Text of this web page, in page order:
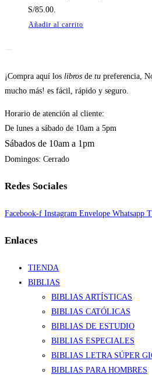
S/85.00.
Añadir al carrito
¡Compra aquí los libros de tu preferencia,
mucho más! es fácil, rápido y seguro.
Horario de atención al cliente:
De lunes a sábado de 10am a 5pm
Sábados de 10am a 1pm
Domingos: Cerrado
Redes Sociales
Facebook-f Instagram Envelope Whatsapp
Enlaces
TIENDA
BIBLIAS
BIBLIAS ARTÍSTICAS
BIBLIAS CATÓLICAS
BIBLIAS DE ESTUDIO
BIBLIAS ESPECIALES
BIBLIAS LETRA SÚPER
BIBLIAS PARA HOMBRES